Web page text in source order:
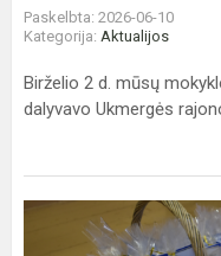
Paskelbta: 2026-06-10
Kategorija: Aktualijos
Birželio 2 d. mūsų
dalyvavo Ukmergės
Ketvirtokų
išleistuvių